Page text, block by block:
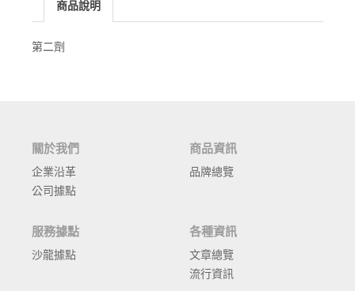
商品說明
第二劑
關於我們
企業沿革
公司據點
商品資訊
品牌總覽
服務據點
沙龍據點
各種資訊
文章總覽
流行資訊